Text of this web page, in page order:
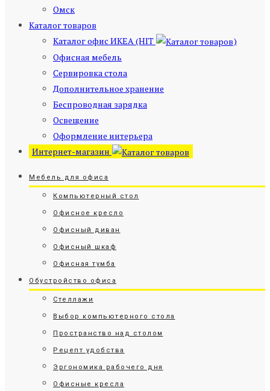
Омск
Каталог товаров
Каталог офис ИКЕА (HIT
)
Офисная мебель
Сервировка стола
Дополнительное хранение
Беспроводная зарядка
Освещение
Оформление интерьера
Интернет-магазин
Мебель для офиса
Компьютерный стол
Офисное кресло
Офисный диван
Офисный шкаф
Офисная тумба
Обустройство офиса
Стеллажи
Выбор компьютерного стола
Пространство над столом
Рецепт удобства
Эргономика рабочего дня
Офисные кресла